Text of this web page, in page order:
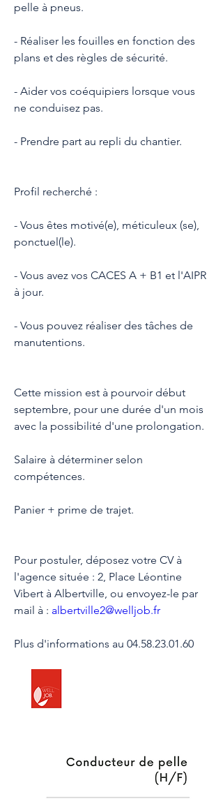
pelle à pneus.
- Réaliser les fouilles en fonction des
plans et des règles de sécurité.
- Aider vos coéquipiers lorsque vous
ne conduisez pas.
- Prendre part au repli du chantier.
Profil recherché :
- Vous êtes motivé(e), méticuleux (se),
ponctuel(le).
- Vous avez vos CACES A + B1 et l'AIPR
à jour.
- Vous pouvez réaliser des tâches de
manutentions.
Cette mission est à pourvoir début
septembre, pour une durée d'un mois
avec la possibilité d'une prolongation.
Salaire à déterminer selon
compétences.
Panier + prime de trajet.
Pour postuler, déposez votre CV à
l'agence située : 2, Place Léontine
Vibert à Albertville, ou envoyez-le par
mail à : albertville2@welljob.fr
Plus d'informations au 04.58.23.01.60